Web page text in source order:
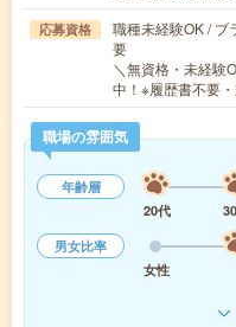
応募資格
職種未経験OK / ブ
要
＼無資格・未経験
中！※履歴書不要
職場の雰囲気
年齢層
20代
男女比率
女性